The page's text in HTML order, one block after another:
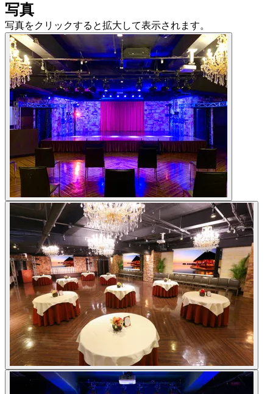
写真
写真をクリックすると拡大して表示されます。